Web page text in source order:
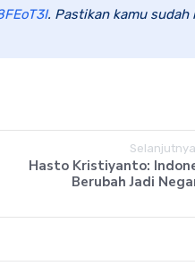
. Pastikan kamu
Selanjutnya
Hasto Kristiyanto:
Berubah Jadi